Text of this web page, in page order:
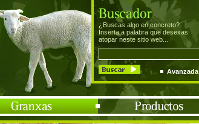
¿Buscas algo en concreto?
Inserta a palabra que desexas
atopar neste sitio web...
Avanzada